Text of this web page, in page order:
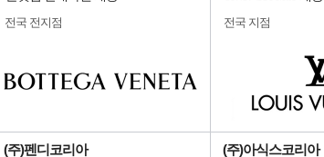
전국 전지점 전국 지점
(주)펜디코리아 (주)아식스코리아